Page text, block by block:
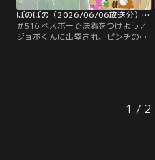
ぼのぼの（2026/06/06放送分）＃516
＃516 ベスボーで決着をつけよう／
ジョボくんに出塁され、ピンチのピ
ぼのの横を抜いてヒットを放ち、先
制点を挙げる。その後、試合は無得
1